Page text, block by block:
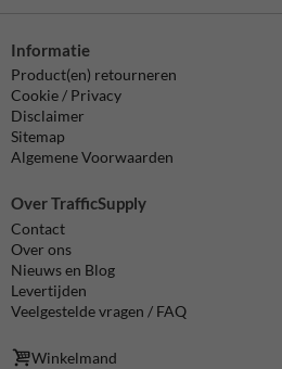
Informatie
Product(en) retourneren
Cookie / Privacy
Disclaimer
Sitemap
Algemene Voorwaarden
Over TrafficSupply
Contact
Over ons
Nieuws en Blog
Levertijden
Veelgestelde vragen / FAQ
Winkelmand